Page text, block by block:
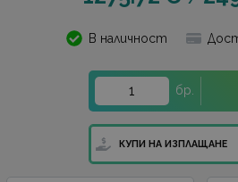
В наличност
бр.
КУПИ НА ИЗПЛАЩАНЕ